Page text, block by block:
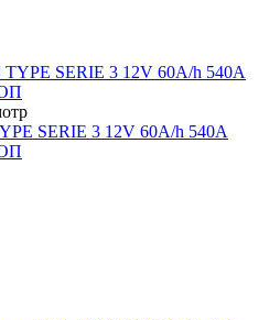
SERIE 3 12V 60A/h 540A